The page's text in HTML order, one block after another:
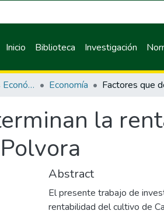
Inicio Biblioteca Investigación
Facultad de Ciencias Económicas y Administrativas Economía
la
Abstract
El presente trabajo de
rentabilidad del cultivo de